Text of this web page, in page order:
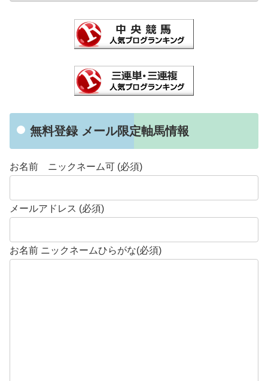
無料登録 メール限定軸馬情報
お名前 ニックネーム可 (必須)
メールアドレス (必須)
お名前 ニックネームひらがな(必須)